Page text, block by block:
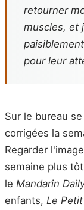
retourner
muscles, et
pour leur
Sur le bureau
corrigées la
Regarder
semaine plus
le Mandarin
enfants, Le